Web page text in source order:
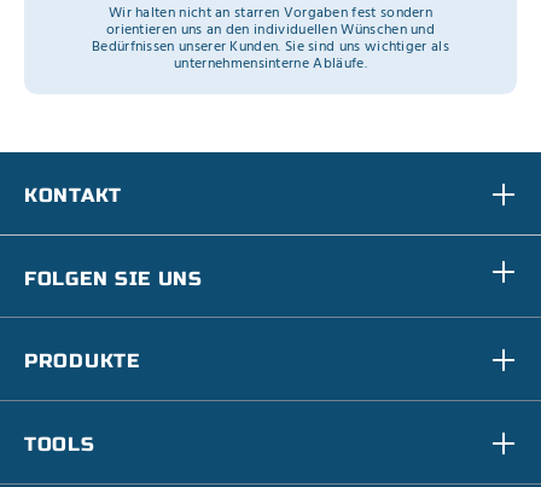
Wir halten nicht an starren Vorgaben fest sondern
orientieren uns an den individuellen Wünschen und
Bedürfnissen unserer Kunden. Sie sind uns wichtiger als
unternehmensinterne Abläufe.
KONTAKT
FOLGEN SIE UNS
PRODUKTE
TOOLS